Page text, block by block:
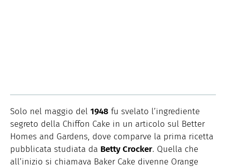
Solo nel maggio del 1948 fu svelato l’ingrediente
segreto della Chiffon Cake in un articolo sul Better
Homes and Gardens, dove comparve la prima ricetta
pubblicata studiata da Betty Crocker. Quella che
all’inizio si chiamava Baker Cake divenne Orange